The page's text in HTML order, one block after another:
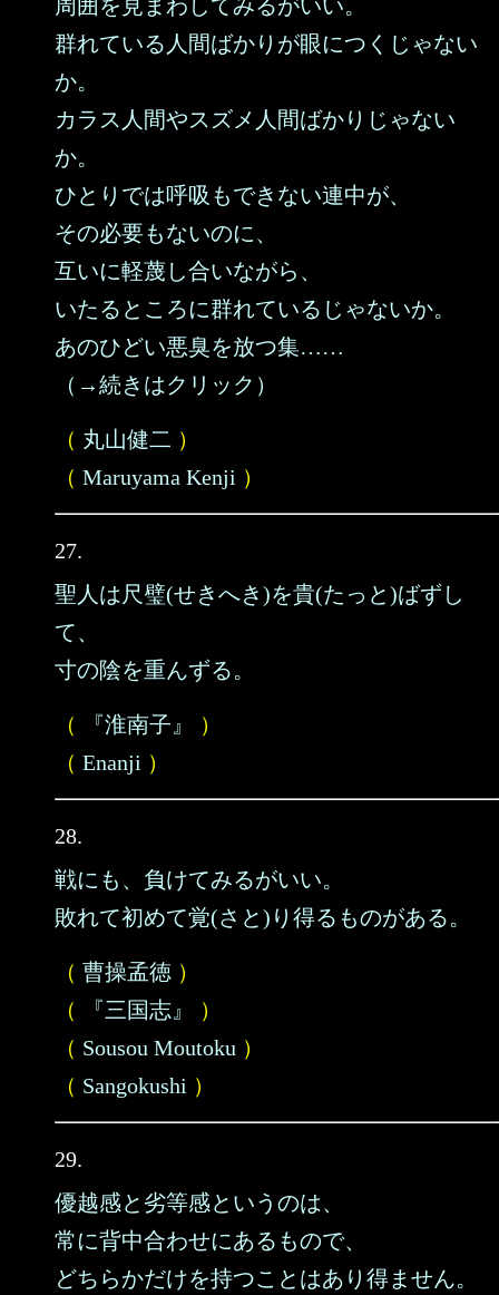
周囲を見まわしてみるがいい。
群れている人間ばかりが眼につくじゃない
か。
カラス人間やスズメ人間ばかりじゃない
か。
ひとりでは呼吸もできない連中が、
その必要もないのに、
互いに軽蔑し合いながら、
いたるところに群れているじゃないか。
あのひどい悪臭を放つ集……
（→続きはクリック）
（ 丸山健二 ）
（ Maruyama Kenji ）
27.
聖人は尺璧(せきへき)を貴(たっと)ばずし
て、
寸の陰を重んずる。
（ 『淮南子』
）
（ Enanji ）
28.
戦にも、負けてみるがいい。
敗れて初めて覚(さと)り得るものがある。
（ 曹操孟徳 ）
（
『三国志』
）
（ Sousou Moutoku ）
（ Sangokushi ）
29.
優越感と劣等感というのは、
常に背中合わせにあるもので、
どちらかだけを持つことはあり得ません。